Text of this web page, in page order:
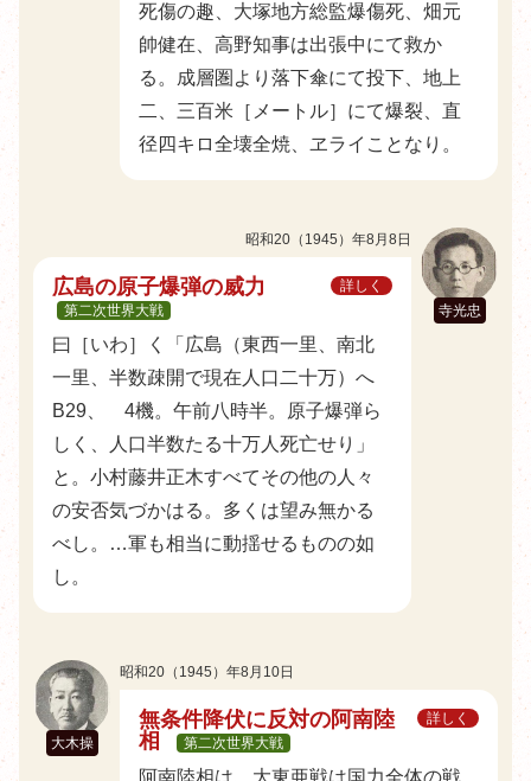
死傷の趣、大塚地方総監爆傷死、畑元
帥健在、高野知事は出張中にて救か
る。成層圏より落下傘にて投下、地上
二、三百米［メートル］にて爆裂、直
径四キロ全壊全焼、ヱライことなり。
寺光忠
昭和20（1945）年8月8日
広島の原子爆弾の威力
第二次世界大戦
詳しく
曰［いわ］く「広島（東西一里、南北
一里、半数疎開で現在人口二十万）へ
B29、 4機。午前八時半。原子爆弾ら
しく、人口半数たる十万人死亡せり」
と。小村藤井正木すべてその他の人々
の安否気づかはる。多くは望み無かる
べし。…軍も相当に動揺せるものの如
し。
大木操
昭和20（1945）年8月10日
無条件降伏に反対の阿南陸
相
第二次世界大戦
詳しく
阿南陸相は、大東亜戦は国力全体の戦